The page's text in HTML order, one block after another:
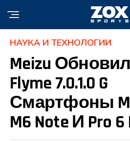
НАУКА И ТЕХНОЛОГИИ
Meizu
Flyme 7.0.1.0 G
Смартфоны
M6 Note И Pro 6